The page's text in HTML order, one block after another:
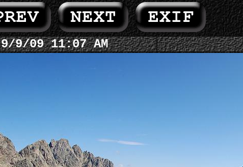
9/9/09 11:07 AM